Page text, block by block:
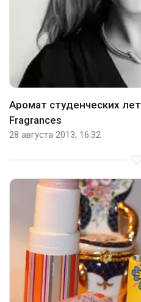
Аромат студенческих
Fragrances
28 августа 2013, 16:32